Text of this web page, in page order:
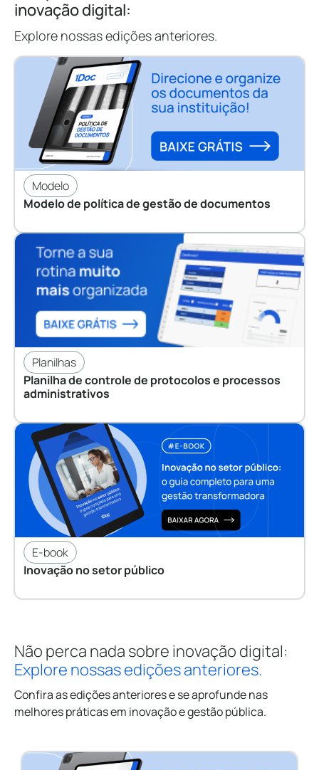
inovação digital:
Explore nossas edições anteriores.
Modelo
Modelo de política de gestão de documentos
Planilhas
Planilha de controle de protocolos e processos
administrativos
E-book
Inovação no setor público
Não perca nada sobre inovação digital:
Explore nossas edições anteriores.
Confira as edições anteriores e se aprofunde nas
melhores práticas em inovação e gestão pública.